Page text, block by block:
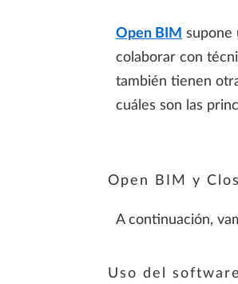
Open BIM supone
colaborar con
también tienen
cuáles son las
Open BIM y
A continuación,
Uso del software